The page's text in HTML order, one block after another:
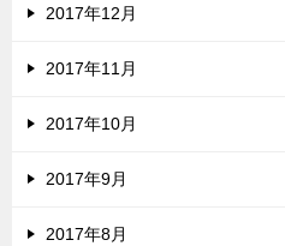
2017年12月
2017年11月
2017年10月
2017年9月
2017年8月